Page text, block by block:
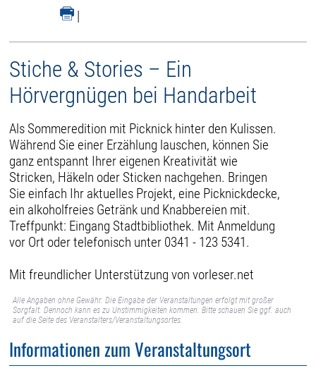
|
Stiche & Stories – Ein
Hörvergnügen bei Handarbeit
Als Sommeredition mit Picknick hinter den Kulissen.
Während Sie einer Erzählung lauschen, können Sie
ganz entspannt Ihrer eigenen Kreativität wie
Stricken, Häkeln oder Sticken nachgehen. Bringen
Sie einfach Ihr aktuelles Projekt, eine Picknickdecke,
ein alkoholfreies Getränk und Knabbereien mit.
Treffpunkt: Eingang Stadtbibliothek. Mit Anmeldung
vor Ort oder telefonisch unter 0341 - 123 5341.
Mit freundlicher Unterstützung von vorleser.net
Alle Angaben ohne Gewähr. Die Eingabe der Veranstaltungen erfolgt mit großer
Sorgfalt. Dennoch kann es zu Unstimmigkeiten kommen. Bitte schauen Sie ggf. auch
auf die Seite des Veranstalters/Veranstaltungsortes.
Informationen zum Veranstaltungsort